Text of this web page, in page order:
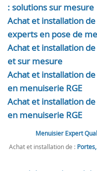
: solutions sur mesure
Achat et installation
experts en pose de
Achat et installation de
et sur mesure
Achat et installation
en menuiserie RGE
Achat et installation
en menuiserie RGE
Menuisier Expert
Achat et installation de :